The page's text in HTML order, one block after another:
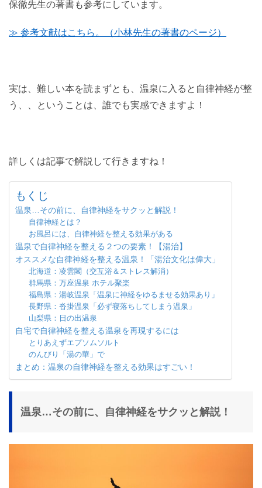
保徹先生の著書も参考にしています。
≫ 参考文献はこちら。（小林先生の著書のページ）
実は、難しい本を読まずとも、温泉に入ると自律神経が整
う、、ということは、誰でも実感できますよ！
詳しくは記事で解説して行きますね！
もくじ
温泉…その前に、自律神経をサクッと解説！
自律神経とは？
お風呂には、自律神経を整える効果がある
温泉で自律神経を整える２つの要素！【湯治】
オススメな自律神経を整える温泉！「湯治文化は偉大」
北海道：凌雲閣（交互浴＆ストレス解消）
群馬県：万座温泉 ホテル聚楽
福島県：湯岐温泉「温泉に神経をゆるませる効果あり」
長野県：沓掛温泉「必ず寝落ちしてしまう温泉」
山梨県：日の出温泉
自宅で自律神経を整える温泉を再現するには
とりあえずエプソムソルト
のんびり「湯の華」で
まとめ：温泉の自律神経を整える効果はすごい！
温泉…その前に、自律神経をサクッと解説！